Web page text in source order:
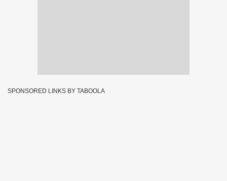
SPONSORED LINKS BY TABOOLA